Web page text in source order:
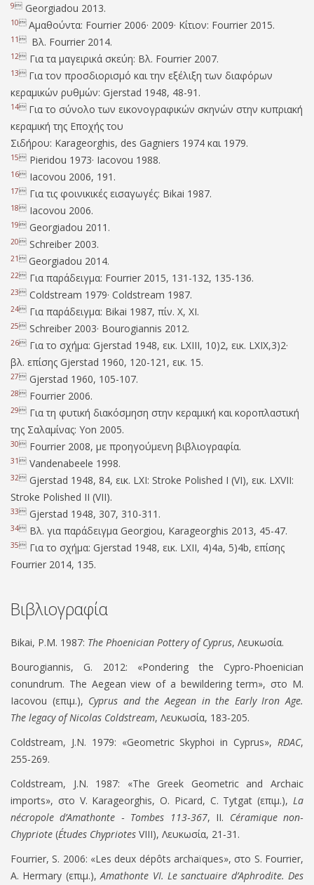
9 Georgiadou 2013.
10 Αμαθούντα: Fourrier 2006· 2009· Κίτιον: Fourrier 2015.
11 Bλ. Fourrier 2014.
12 Για τα μαγειρικά σκεύη: Βλ. Fourrier 2007.
13 Για τον προσδιορισμό και την εξέλιξη των διαφόρων
κεραμικών ρυθμών: Gjerstad 1948, 48-91.
14 Για το σύνολο των εικονογραφικών σκηνών στην κυπριακή
κεραμική της Εποχής του
Σιδήρου: Karageorghis, des Gagniers 1974 και 1979.
15 Pieridou 1973· Iacovou 1988.
16 Iacovou 2006, 191.
17 Για τις φοινικικές εισαγωγές: Bikai 1987.
18 Iacovou 2006.
19 Georgiadou 2011.
20 Schreiber 2003.
21 Georgiadou 2014.
22 Για παράδειγμα: Fourrier 2015, 131-132, 135-136.
23 Coldstream 1979· Coldstream 1987.
24 Για παράδειγμα: Bikai 1987, πίν. Χ, ΧΙ.
25 Schreiber 2003· Bourogiannis 2012.
26 Για το σχήμα: Gjerstad 1948, εικ. LXIII, 10)2, εικ. LXIX,3)2·
βλ. επίσης Gjerstad 1960, 120-121, εικ. 15.
27 Gjerstad 1960, 105-107.
28 Fourrier 2006.
29 Για τη φυτική διακόσμηση στην κεραμική και κοροπλαστική
της Σαλαμίνας: Yon 2005.
30 Fourrier 2008, με προηγούμενη βιβλιογραφία.
31 Vandenabeele 1998.
32 Gjerstad 1948, 84, εικ. LXI: Stroke Polished I (VI), εικ. LXVII:
Stroke Polished II (VII).
33 Gjerstad 1948, 307, 310-311.
34 Βλ. για παράδειγμα Georgiou, Karageorghis 2013, 45-47.
35 Για το σχήμα: Gjerstad 1948, εικ. LXII, 4)4a, 5)4b, επίσης
Fourrier 2014, 135.
Βιβλιογραφία
Bikai, P.M. 1987: The Phoenician Pottery of Cyprus, Λευκωσία.
Bourogiannis, G. 2012: «Pondering the Cypro‐Phoenician
conundrum. The Aegean view of a bewildering term»,στο M.
Iacovou (επιμ.), Cyprus and the Aegean in the Early Iron Age.
The legacy of Nicolas Coldstream, Λευκωσία, 183‐205.
Coldstream, J.N. 1979: «Geometric Skyphoi in Cyprus»,RDAC,
255‐269.
Coldstream, J.N. 1987: «The Greek Geometric and Archaic
imports», στο V. Karageorghis, O. Picard, C. Tytgat (επιμ.),La
nécropole d’Amathonte ‐ Tombes 113‐367, II. Céramique non‐
Chypriote (Études Chypriotes VIII), Λευκωσία, 21‐31.
Fourrier, S. 2006: «Les deux dépôts archaïques»,στο S. Fourrier,
A. Hermary (επιμ.),Amathonte VI. Le sanctuaire d’Aphrodite. Des